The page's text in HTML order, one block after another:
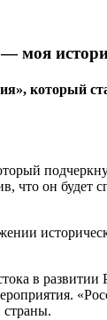
— моя
он будет
в
страны.